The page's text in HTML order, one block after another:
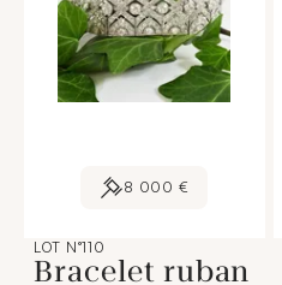
8 000 €
LOT N°110
Bracelet ruban